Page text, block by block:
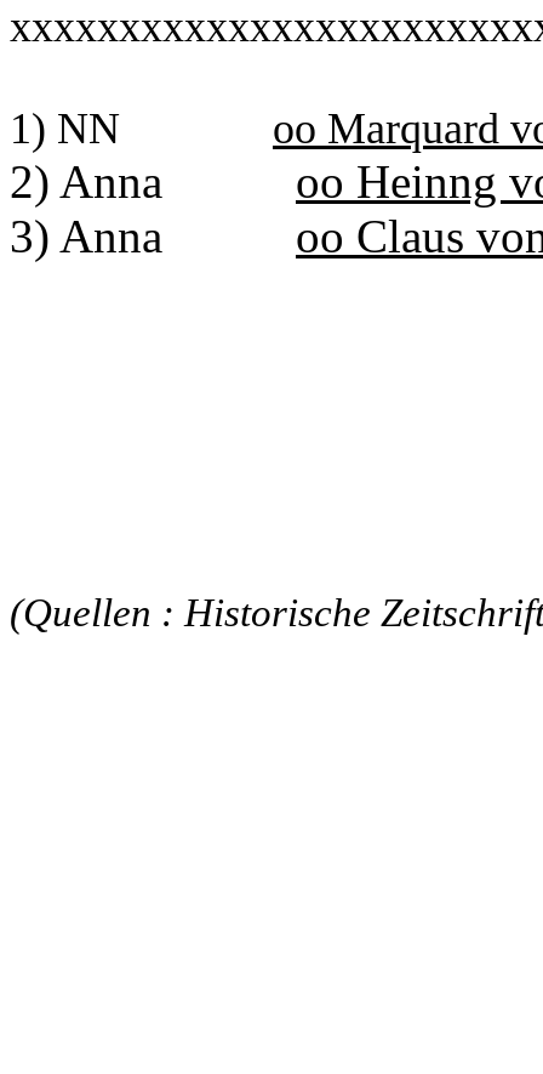
1) NN oo Marquard
2) Anna oo Heinng
3) Anna oo Claus
(Quellen : Historische